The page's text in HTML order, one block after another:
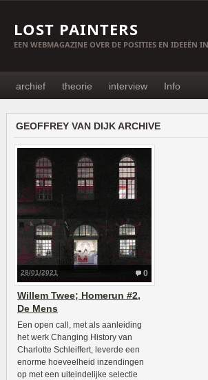
LOST PAINTERS
EEN WEBMAGAZINE OVER DE POSITIES EN IDEEËN
archief theorie interview Info
GEOFFREY VAN DIJK ARCHIVE
0
28/01/2021
Willem Twee; Homerun #2,
De Mens
Een open call, met als aanleiding
het werk Changing History van
Charlotte Schleiffert, leverde een
enorme hoeveelheid inzendingen
op met een uiteindelijke selectie